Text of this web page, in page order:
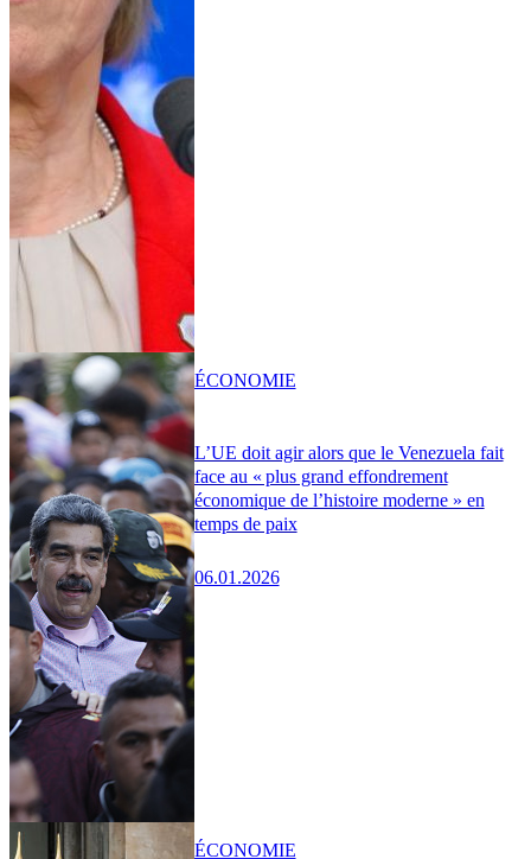
L’UE doit agir alors que le Venezuela fait
face au « plus grand effondrement
économique de l’histoire moderne » en
temps de paix
06.01.2026
ÉCONOMIE
ÉCONOMIE